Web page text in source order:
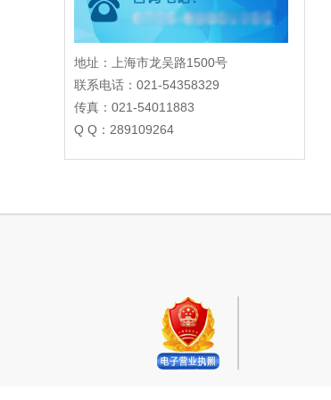
地址：上海市龙吴路1500号
联系电话：021-54358329
传真：021-54011883
Q Q：289109264